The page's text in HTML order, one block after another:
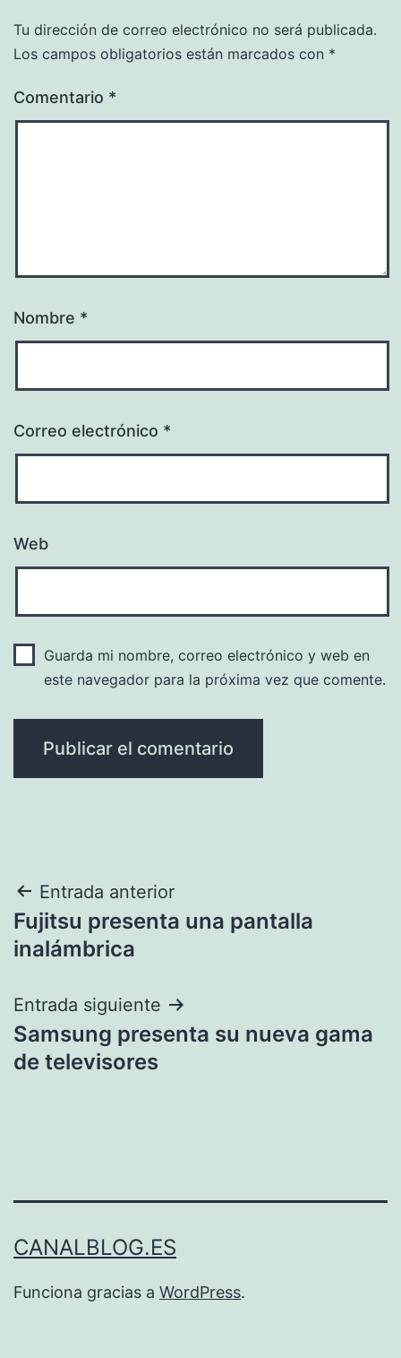
Tu dirección de correo electrónico no será publicada.
Los campos obligatorios están marcados con *
Comentario *
Nombre *
Correo electrónico *
Web
Guarda mi nombre, correo electrónico y web en
este navegador para la próxima vez que comente.
Navegación
de
Entrada anterior
Fujitsu presenta una pantalla
inalámbrica
Entrada siguiente
Samsung presenta su nueva gama
de televisores
CANALBLOG.ES
Funciona gracias a WordPress.